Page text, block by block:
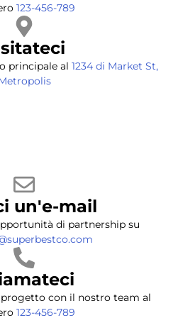
123-456-789
principale al 1234 di Market St,
un'e-mail
di partnership su
con il nostro team al
123-456-789